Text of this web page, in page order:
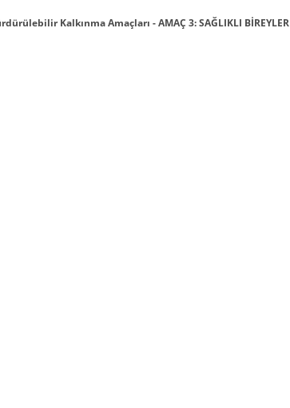
Kalkınma Amaçları - AMAÇ 3: SAĞLIKLI BİREYLER